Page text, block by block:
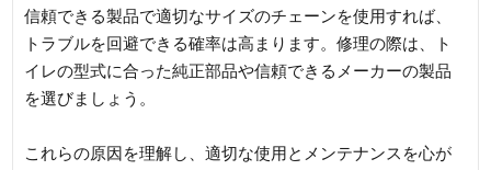
信頼できる製品で適切なサイズのチェーンを使用すれば、
トラブルを回避できる確率は高まります。修理の際は、ト
イレの型式に合った純正部品や信頼できるメーカーの製品
を選びましょう。
これらの原因を理解し、適切な使用とメンテナンスを心が